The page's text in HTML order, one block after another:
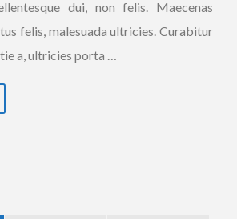
dui, non felis. Maecenas
felis, malesuada ultricies. Curabitur
a, ultricies porta …